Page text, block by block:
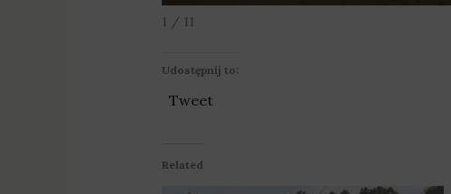
1 / 11
Udostępnij to:
Tweet
Related